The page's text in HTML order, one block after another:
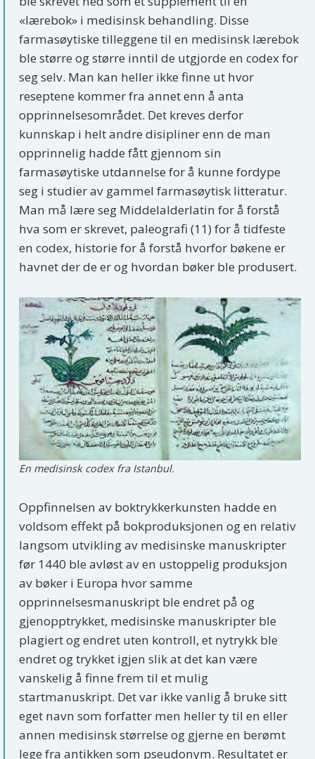
«lærebok» i medisinsk behandling. Disse
farmasøytiske tilleggene til en medisinsk lærebok
ble større og større inntil de utgjorde en codex for
seg selv. Man kan heller ikke finne ut hvor
reseptene kommer fra annet enn å anta
opprinnelsesområdet. Det kreves derfor
kunnskap i helt andre disipliner enn de man
opprinnelig hadde fått gjennom sin
farmasøytiske utdannelse for å kunne fordype
seg i studier av gammel farmasøytisk litteratur.
Man må lære seg Middelalderlatin for å forstå
hva som er skrevet, paleografi (11) for å tidfeste
en codex, historie for å forstå hvorfor bøkene er
havnet der de er og hvordan bøker ble produsert.
En medisinsk codex fra Istanbul.
Oppfinnelsen av boktrykkerkunsten hadde en
voldsom effekt på bokproduksjonen og en relativ
langsom utvikling av medisinske manuskripter
før 1440 ble avløst av en ustoppelig produksjon
av bøker i Europa hvor samme
opprinnelsesmanuskript ble endret på og
gjenopptrykket, medisinske manuskripter ble
plagiert og endret uten kontroll, et nytrykk ble
endret og trykket igjen slik at det kan være
vanskelig å finne frem til et mulig
startmanuskript. Det var ikke vanlig å bruke sitt
eget navn som forfatter men heller ty til en eller
annen medisinsk størrelse og gjerne en berømt
lege fra antikken som pseudonym. Resultatet er